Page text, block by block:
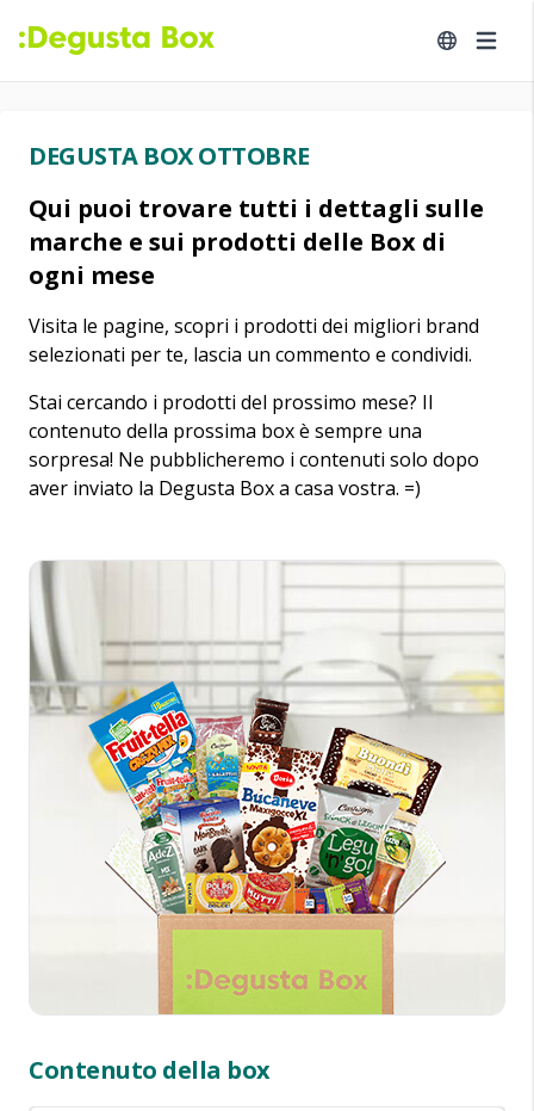
DEGUSTA BOX OTTOBRE
Qui puoi trovare tutti i dettagli sulle
marche e sui prodotti delle Box di
ogni mese
Visita le pagine, scopri i prodotti dei migliori brand
selezionati per te, lascia un commento e condividi.
Stai cercando i prodotti del prossimo mese? Il
contenuto della prossima box è sempre una
sorpresa! Ne pubblicheremo i contenuti solo dopo
aver inviato la Degusta Box a casa vostra. =)
Contenuto della box